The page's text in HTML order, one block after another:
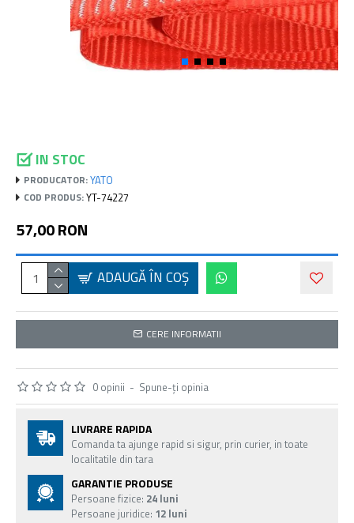
IN STOC
PRODUCATOR:YATO
COD PRODUS:YT-74227
0 opinii - Spune-ţi opinia
57,00 RON
ADAUGĂ ÎN COŞ
CERE INFORMATII
LIVRARE RAPIDA
Comanda ta ajunge rapid si sigur, prin curier, in toate
localitatile din tara
GARANTIE PRODUSE
Persoane fizice: 24 luni
Persoane juridice: 12 luni